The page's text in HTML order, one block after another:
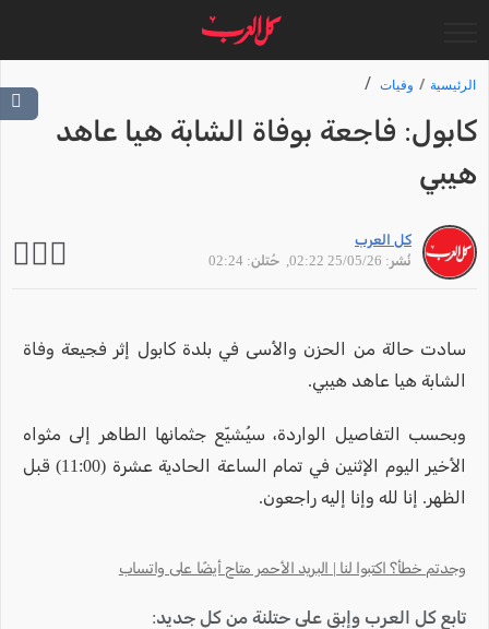
الرئيسية وفيات
كابول: فاجعة بوفاة الشابة هيا عاهد
هيبي
كل العرب
نُشر: 25/05/26 02:22
, حُتلن: 02:24
سادت حالة من الحزن والأسى في بلدة كابول إثر فجيعة وفاة
الشابة هيا عاهد هيبي.
وبحسب التفاصيل الواردة، سيُشيّع جثمانها الطاهر إلى مثواه
الأخير اليوم الإثنين في تمام الساعة الحادية عشرة (11:00) قبل
الظهر. إنا لله وإنا إليه راجعون.
وجدتم خطأ؟ اكتبوا لنا | البريد الأحمر متاح أيضًا على واتساب
تابع كل العرب وإبق على حتلنة من كل جديد: